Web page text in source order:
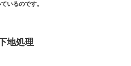
いるのです。
地処理